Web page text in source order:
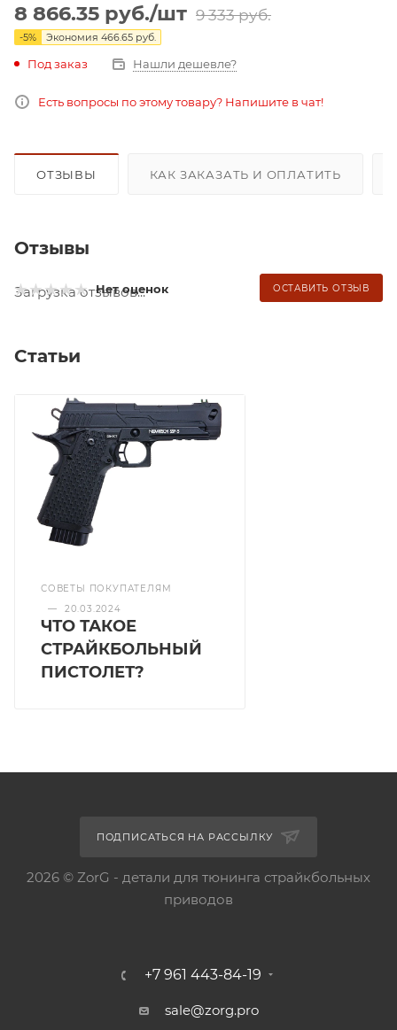
8 866.35 руб./шт 9 333руб.
-5% Экономия 466.65 руб.
Под заказ Нашли дешевле?
Есть вопросы по этому товару? Напишите в чат!
ОТЗЫВЫ КАК ЗАКАЗАТЬ И ОПЛАТИТЬ
Отзывы
Нет оценок ОСТАВИТЬ ОТЗЫВ
Загрузка отзывов...
Статьи
СОВЕТЫ ПОКУПАТЕЛЯМ
—
20.03.2024
ЧТО ТАКОЕ
СТРАЙКБОЛЬНЫЙ
ПИСТОЛЕТ?
ПОДПИСАТЬСЯ НА РАССЫЛКУ
2026 © ZorG - детали для тюнинга страйкбольных
приводов
+7 961 443-84-19
sale@zorg.pro